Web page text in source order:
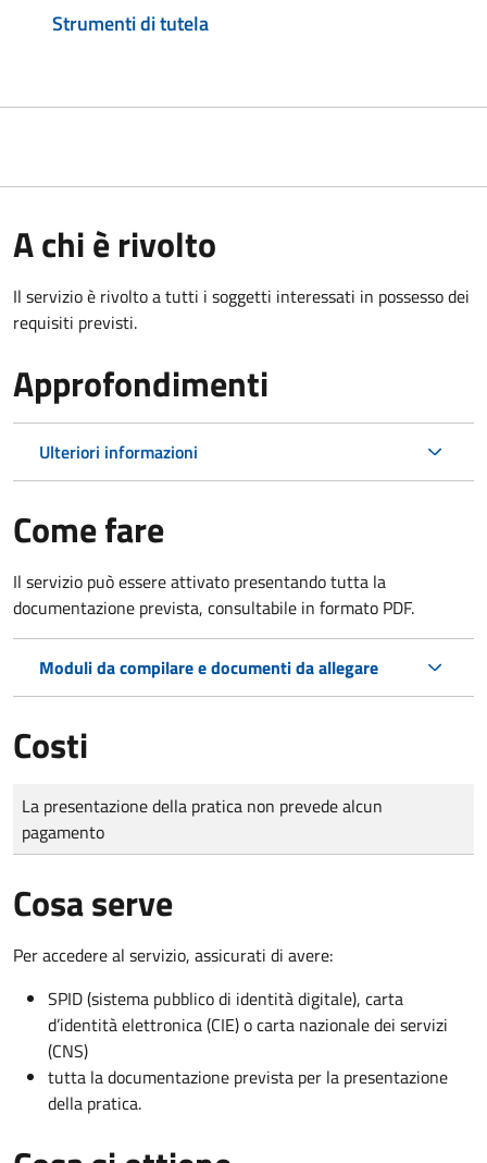
Strumenti di tutela
A chi è rivolto
Il servizio è rivolto a tutti i soggetti interessati in possesso dei
requisiti previsti.
Approfondimenti
Ulteriori informazioni
Come fare
Il servizio può essere attivato presentando tutta la
documentazione prevista, consultabile in formato PDF.
Moduli da compilare e documenti da allegare
Costi
Tipo di pagamento
Importo
La presentazione della pratica non prevede alcun
pagamento
Cosa serve
Per accedere al servizio, assicurati di avere:
SPID (sistema pubblico di identità digitale), carta
d’identità elettronica (CIE) o carta nazionale dei servizi
(CNS)
tutta la documentazione prevista per la presentazione
della pratica.